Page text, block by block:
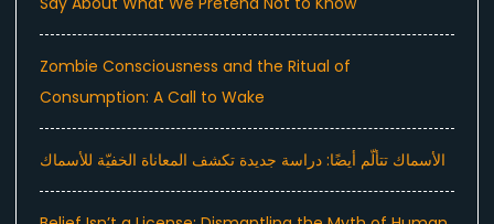
Zombie Consciousness and the Ritual of
Consumption: A Call to Wake
الأسماك تتألّم أيضًا: دراسة جديدة تكشف المعاناة الخفيّة للأسماك